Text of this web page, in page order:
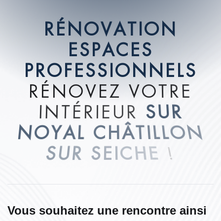
RÉNOVATION
ESPACES
PROFESSION N ELS
RÉ NOVEZ VOTRE
INTÉRI E UR SUR
NOYAL CHÂTILLON
SUR SEICHE !
Vous souhaitez une rencontre ainsi